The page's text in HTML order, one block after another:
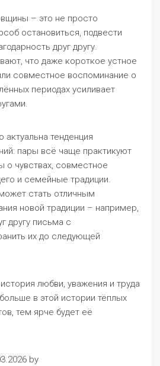
– это не просто
остановиться, подвести
друг другу.
что даже короткое устное
совместное воспоминание о
периодах усиливает
актуальна тенденция
пары всё чаще практикуют
о чувствах, совместное
и семейные традиции.
стать отличным
новой традиции – например,
другу письма с
их до следующей
любви, уважения и труда
в этой истории тёплых
тем ярче будет её
by